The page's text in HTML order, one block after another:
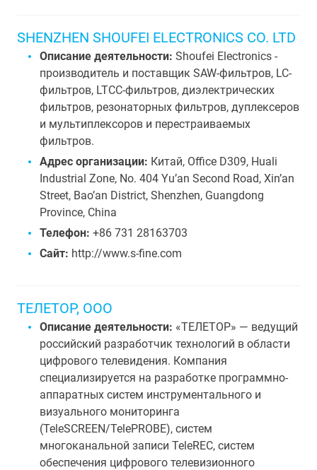
SHENZHEN SHOUFEI ELECTRONICS CO. LTD
Описание деятельности: Shoufei Electronics -
производитель и поставщик SAW-фильтров, LC-
фильтров, LTCC-фильтров, диэлектрических
фильтров, резонаторных фильтров, дуплексеров
и мультиплексоров и перестраиваемых
фильтров.
Адрес организации: Китай, Office D309, Huali
Industrial Zone, No. 404 Yu’an Second Road, Xin’an
Street, Bao’an District, Shenzhen, Guangdong
Province, China
Телефон: +86 731 28163703
Сайт: http://www.s-fine.com
ТЕЛЕТОР, ООО
Описание деятельности: «ТЕЛЕТОР» — ведущий
российский разработчик технологий в области
цифрового телевидения. Компания
специализируется на разработке программно-
аппаратных систем инструментального и
визуального мониторинга
(TeleSCREEN/TelePROBE), систем
многоканальной записи TeleREC, систем
обеспечения цифрового телевизионного